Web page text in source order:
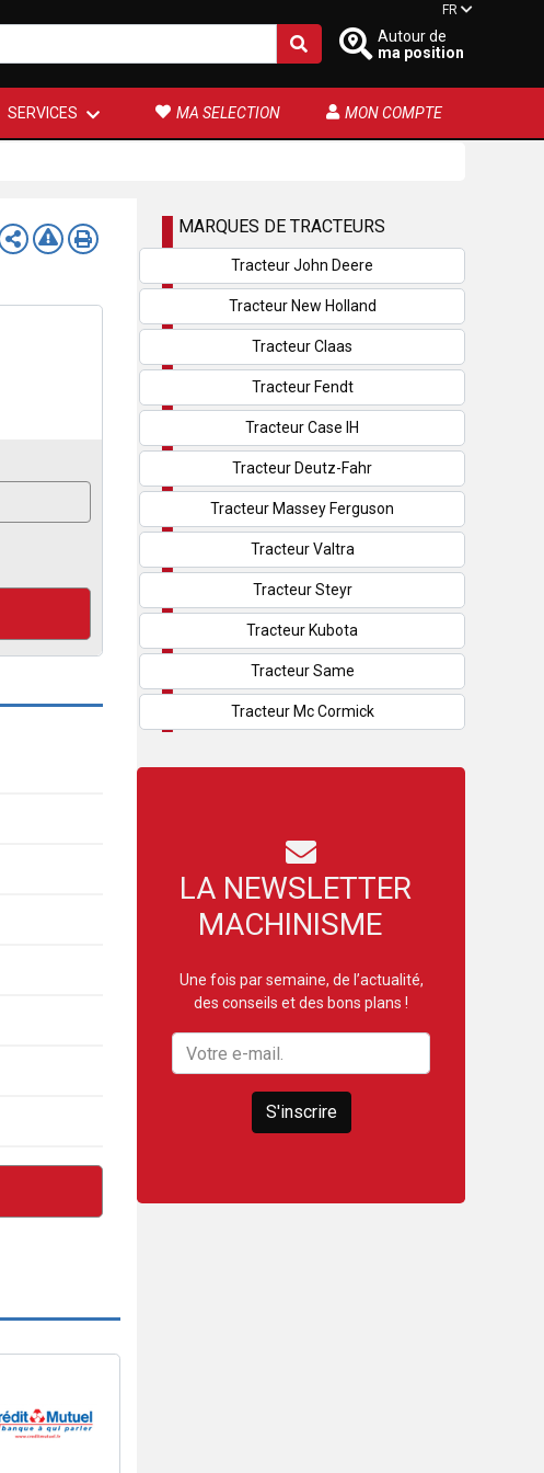
Autour de
ma position
FR
SERVICES MA SELECTION MON COMPTE
MARQUES DE TRACTEURS
Tracteur John Deere
Tracteur New Holland
Tracteur Claas
Tracteur Fendt
Tracteur Case IH
Tracteur Deutz-Fahr
Tracteur Massey Ferguson
Tracteur Valtra
Tracteur Steyr
Tracteur Kubota
Tracteur Same
Tracteur Mc Cormick
LA NEWSLETTER
MACHINISME
Une fois par semaine, de l’actualité,
des conseils et des bons plans !
S'inscrire